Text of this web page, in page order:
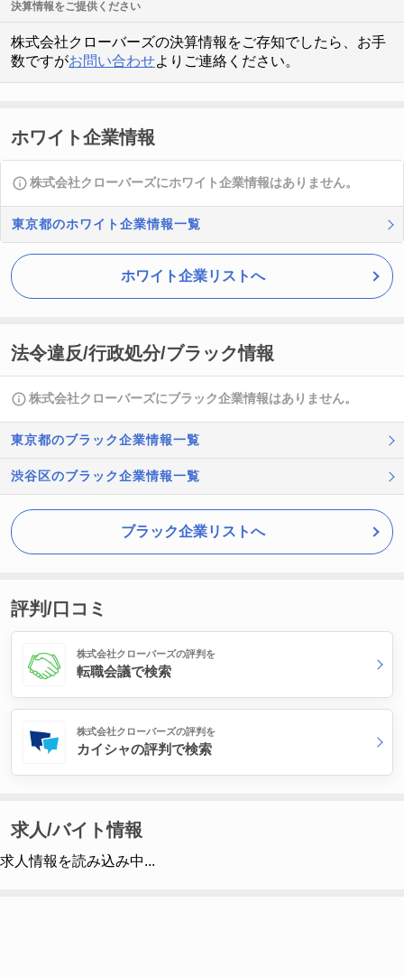
決算情報をご提供ください
株式会社クローバーズの決算情報をご存知でしたら、お手
数ですがお問い合わせよりご連絡ください。
ホワイト企業情報
株式会社クローバーズにホワイト企業情報はありません。
東京都のホワイト企業情報一覧
ホワイト企業リストへ
法令違反/行政処分/ブラック情報
株式会社クローバーズにブラック企業情報はありません。
東京都のブラック企業情報一覧
渋谷区のブラック企業情報一覧
ブラック企業リストへ
評判/口コミ
株式会社クローバーズの評判を
転職会議で検索
株式会社クローバーズの評判を
カイシャの評判で検索
求人/バイト情報
求人情報を読み込み中...